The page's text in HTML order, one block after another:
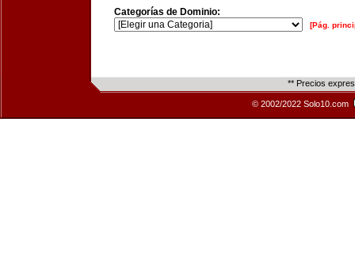
Categorías de Dominio:
[Pág.
** Precios
© 2002/2022 Solo10.com